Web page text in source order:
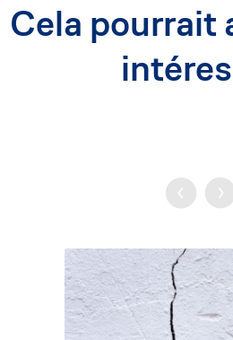
Cela pourrait